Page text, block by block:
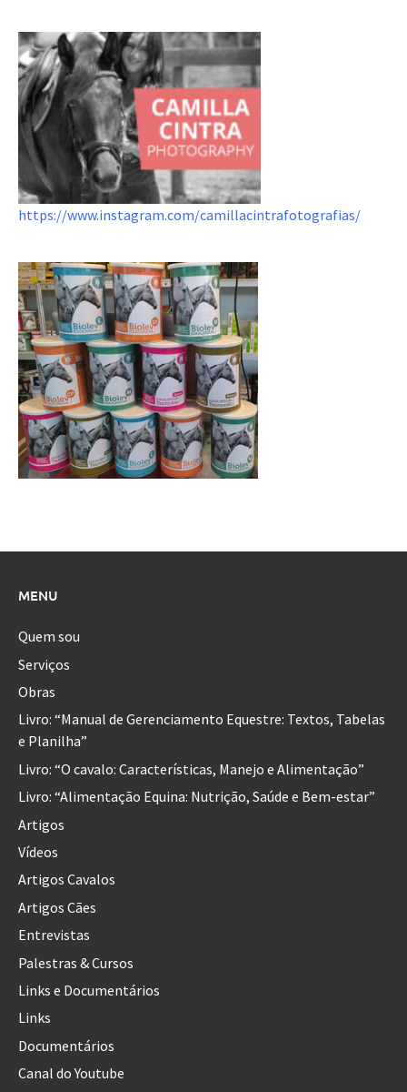
https://www.instagram.com/camillacintrafotografias/
MENU
Quem sou
Serviços
Obras
Livro: “Manual de Gerenciamento Equestre: Textos, Tabelas
e Planilha”
Livro: “O cavalo: Características, Manejo e Alimentação”
Livro: “Alimentação Equina: Nutrição, Saúde e Bem-estar”
Artigos
Vídeos
Artigos Cavalos
Artigos Cães
Entrevistas
Palestras & Cursos
Links e Documentários
Links
Documentários
Canal do Youtube